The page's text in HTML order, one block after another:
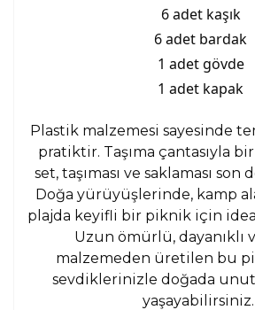
6 adet kaşık
6 adet bardak
1 adet gövde
1 adet kapak
Plastik malzemesi sayesinde
pratiktir. Taşıma çantasıyla
set, taşıması ve saklaması son
Doğa yürüyüşlerinde, kamp
plajda keyifli bir piknik için
Uzun ömürlü, dayanıklı
malzemeden üretilen bu
sevdiklerinizle doğada
yaşayabilirsiniz.